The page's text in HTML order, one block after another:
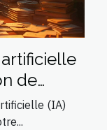
de
(IA)